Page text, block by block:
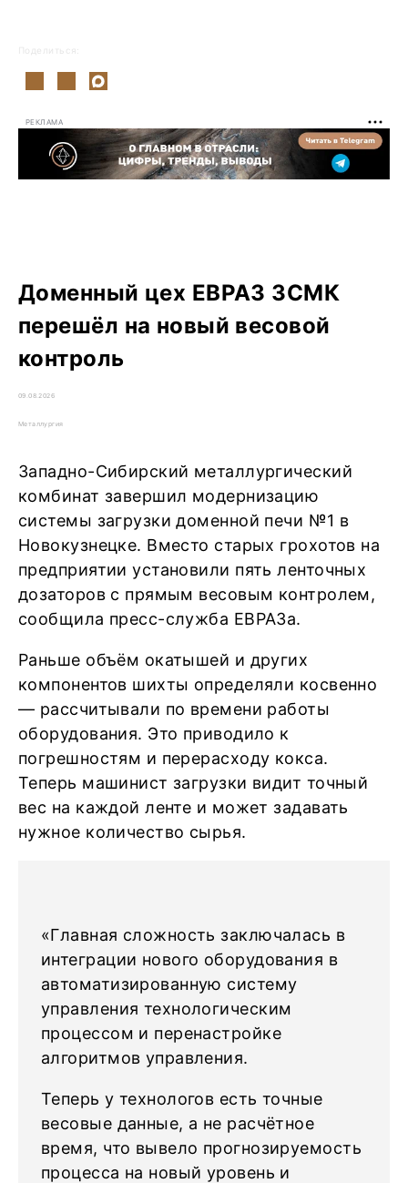
Поделиться:
РЕКЛАМА
Доменный цех ЕВРАЗ ЗСМК
перешёл на новый весовой
контроль
09.08.2026
Металлургия
Западно-Сибирский металлургический
комбинат завершил модернизацию
системы загрузки доменной печи №1 в
Новокузнецке. Вместо старых грохотов на
предприятии установили пять ленточных
дозаторов с прямым весовым контролем,
сообщила пресс-служба ЕВРАЗа.
Раньше объём окатышей и других
компонентов шихты определяли косвенно
— рассчитывали по времени работы
оборудования. Это приводило к
погрешностям и перерасходу кокса.
Теперь машинист загрузки видит точный
вес на каждой ленте и может задавать
нужное количество сырья.
«Главная сложность заключалась в
интеграции нового оборудования в
автоматизированную систему
управления технологическим
процессом и перенастройке
алгоритмов управления.
Теперь у технологов есть точные
весовые данные, а не расчётное
время, что вывело прогнозируемость
процесса на новый уровень и